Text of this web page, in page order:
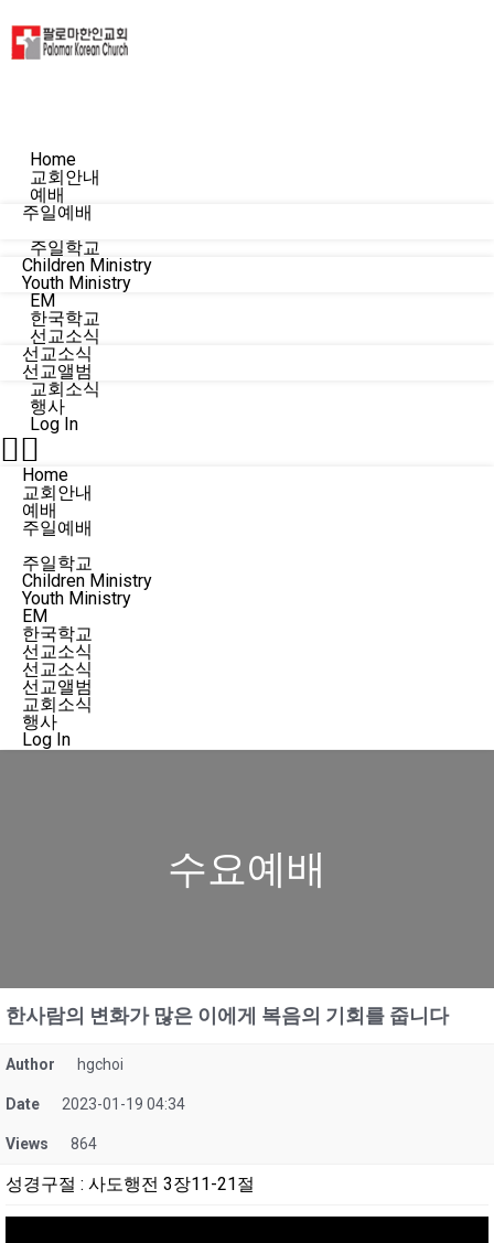
Home
교회안내
예배
주일예배
주일학교
Children Ministry
Youth Ministry
EM
한국학교
선교소식
선교소식
선교앨범
교회소식
행사
Log In
Home
교회안내
예배
주일예배
주일학교
Children Ministry
Youth Ministry
EM
한국학교
선교소식
선교소식
선교앨범
교회소식
행사
Log In
수요예배
한사람의 변화가 많은 이에게 복음의 기회를 줍니다
Author hgchoi
Date 2023-01-19 04:34
Views 864
성경구절 : 사도행전 3장11-21절